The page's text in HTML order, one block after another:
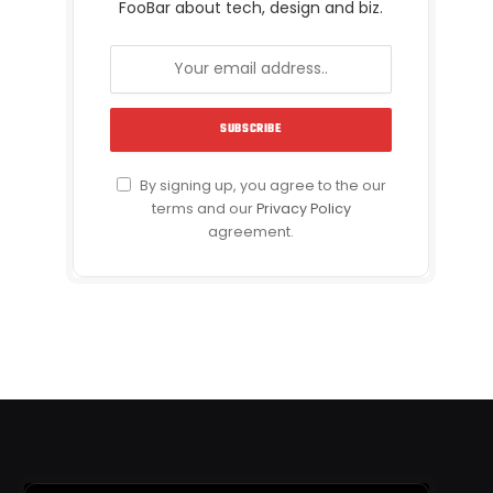
FooBar about tech, design and biz.
By signing up, you agree to the our
terms and ourPrivacy Policy
agreement.